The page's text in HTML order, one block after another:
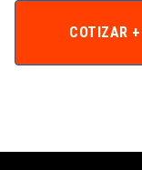
COTIZAR +